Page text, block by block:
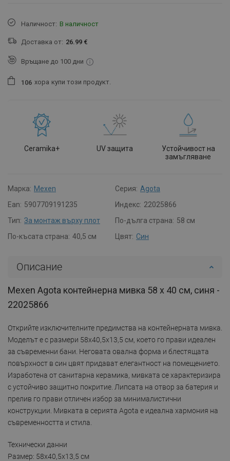
Наличност: В наличност
Доставка от: 26.99 €
Връщане до 100 дни
1 06 хора купи този продукт.
Ceramika+ UV защита
Устойчивост на
замъгляване
Марка: Mexen Серия: Agota
Ean: 5907709191235 Индекс: 22025866
Тип: За монтаж върху плот По-дълга страна: 58 см
По-късата страна: 40,5 см Цвят: Син
Описание
Mexen Agota контейнерна мивка 58 x 40 см, синя -
22025866
Открийте изключителните предимства на контейнерната мивка.
Моделът е с размери 58x40,5x13,5 см, което го прави идеален
за съвременни бани. Неговата овална форма и блестящата
повърхност в син цвят придават елегантност на помещението.
Изработена от санитарна керамика, мивката се характеризира
с устойчиво защитно покритие. Липсата на отвор за батерия и
прелив го прави отличен избор за минималистични
конструкции. Мивката в серията Agota е идеална хармония на
съвременността и стила.
Технически данни
Размер: 58x40,5x13,5 см